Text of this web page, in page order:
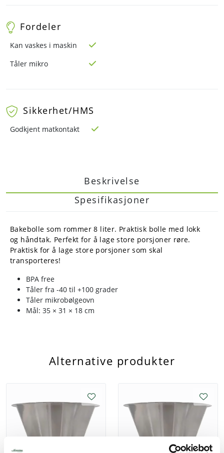
Beskrivelse
Spesifikasjoner
Bakebolle som rommer 8 liter. Praktisk bolle med lokk
og håndtak. Perfekt for å lage store porsjoner røre.
Praktisk for å lage store porsjoner som skal
transporteres!
BPA free
Tåler fra -40 til +100 grader
Tåler mikrobølgeovn
Mål: 35 × 31 × 18 cm
Fordeler
Kan vaskes i maskin
Tåler mikro
Sikkerhet/HMS
Godkjent matkontakt
Alternative produkter